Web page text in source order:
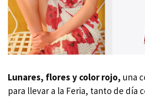
Lunares, flores y color rojo, una
para llevar a la Feria, tanto de día